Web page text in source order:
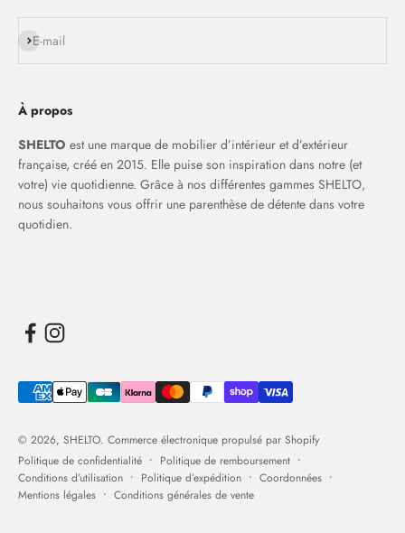
E-mail
S'inscrire
À propos
SHELTO est une marque de mobilier d’intérieur et d’extérieur
française, créé en 2015. Elle puise son inspiration dans notre (et
votre) vie quotidienne. Grâce à nos différentes gammes SHELTO,
nous souhaitons vous offrir une parenthèse de détente dans votre
quotidien.
© 2026, SHELTO. Commerce électronique propulsé par Shopify
Politique de confidentialité
Politique de remboursement
Conditions d’utilisation
Politique d’expédition
Coordonnées
Mentions légales
Conditions générales de vente